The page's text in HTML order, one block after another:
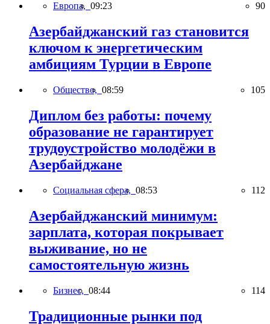
Европа, 09:23 90
Азербайджанский газ становится
ключом к энергетическим
амбициям Турции в Европе
Общество, 08:59 105
Диплом без работы: почему
образование не гарантирует
трудоустройство молодёжи в
Азербайджане
Социальная сфера, 08:53 112
Азербайджанский минимум:
зарплата, которая покрывает
выживание, но не
самостоятельную жизнь
Бизнес, 08:44 114
Традиционные рынки под